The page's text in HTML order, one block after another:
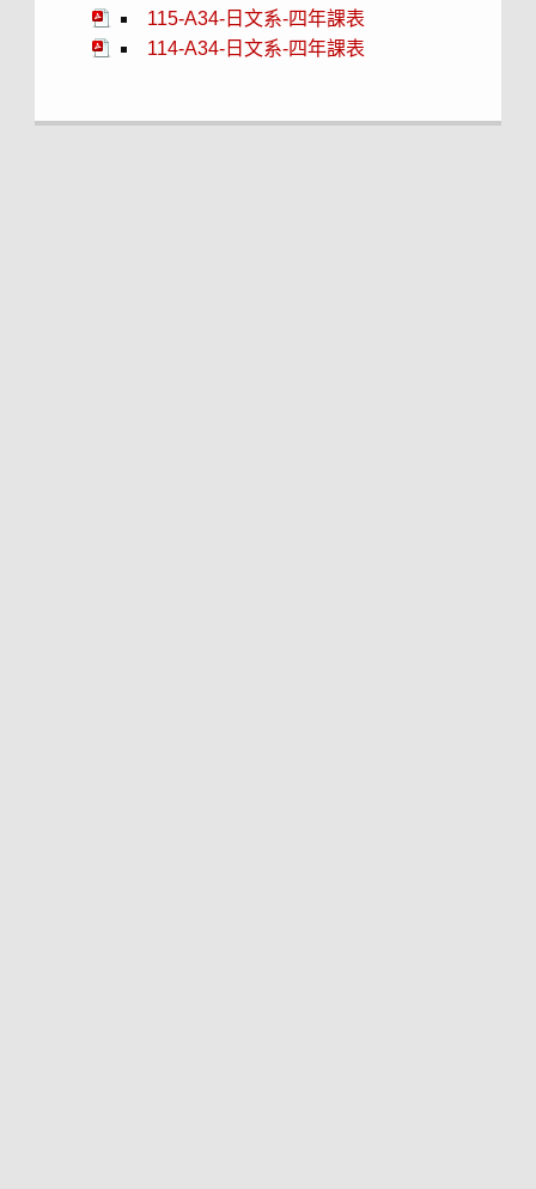
115-A34-日文系-四年課表
114-A34-日文系-四年課表